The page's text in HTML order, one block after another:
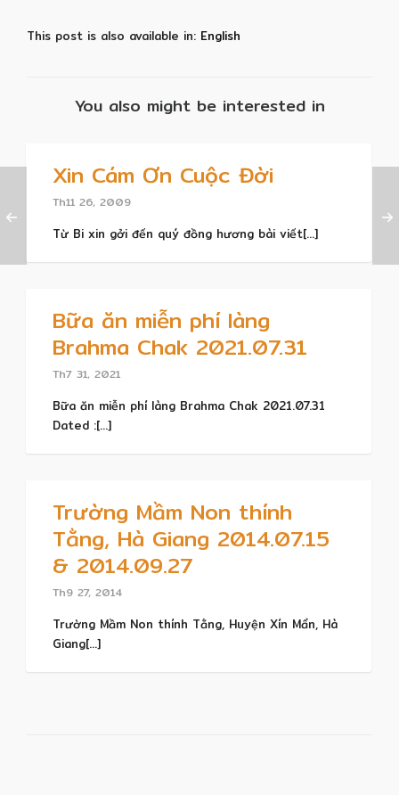
This post is also available in: English
You also might be interested in
Xin Cám Ơn Cuộc Đời
Th11 26, 2009
Từ Bi xin gởi đến quý đồng hương bài viết[...]
Bữa ăn miễn phí làng
Brahma Chak 2021.07.31
Th7 31, 2021
Bữa ăn miễn phí làng Brahma Chak 2021.07.31
Dated :[...]
Trường Mầm Non thính
Tằng, Hà Giang 2014.07.15
& 2014.09.27
Th9 27, 2014
Trường Mầm Non thính Tằng, Huyện Xín Mẩn, Hà
Giang[...]